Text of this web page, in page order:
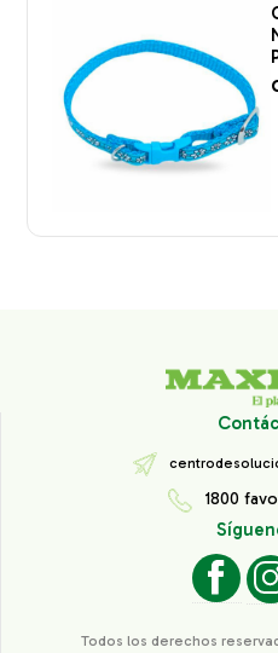
1800
Todos los derechos